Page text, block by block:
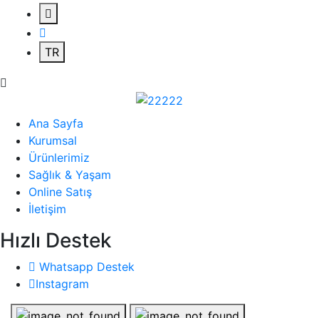
TR
Ana Sayfa
Kurumsal
Ürünlerimiz
Sağlık & Yaşam
Online Satış
İletişim
Hızlı Destek
Whatsapp Destek
Instagram